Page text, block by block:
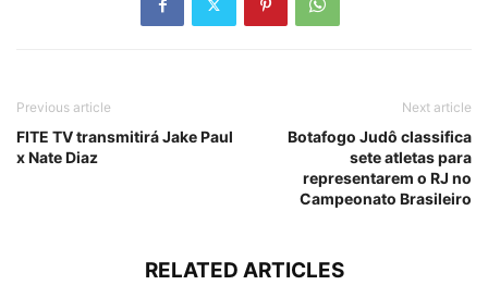
Previous article
FITE TV transmitirá Jake Paul
x Nate Diaz
Next article
Botafogo Judô classifica
sete atletas para
representarem o RJ no
Campeonato Brasileiro
RELATED ARTICLES